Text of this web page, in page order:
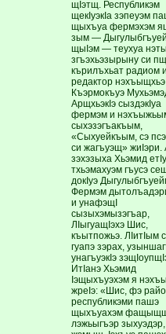
щIэтщ. Республикэм
щекIуэкIа зэпеуэм
щыхъуа фермэхэм
зым —
щыIэм — теухуа
згъэхьэзырыну си
кърилъхьат радиом
редактор нэхъыщхьэ
Къэрмокъуэ
АрщхьэкIэ сыздэкIуа
фермэм и
сыхэзэгъакъым,
«Сыхуейкъым, сэ
си жагъуэщ» жиIэри.
зэхэзыха Хьэмид
тхьэмахуэм гъусэ
докIуэ
Фермэм
и унафэщI
сызыхэмызэгъар,
ЛIыгуащIэхэ Шис,
къытпожьэ. ЛIитIым
гуапэ зэрах,
унагъуэкIэ
ИтIанэ Хьэмид
Iэщыхъуэхэм я
жреIэ: «Шис, фэ
республикэми пашэ
щыхъуахэм
лэжьыгъэр